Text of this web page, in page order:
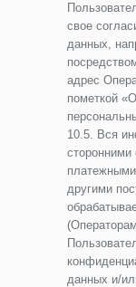
свое
данных,
адрес
пометкой
10.5. Вся
другими
данных и/